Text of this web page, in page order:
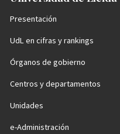
Presentación
UdL en cifras y rankings
Órganos de gobierno
Centros y departamentos
Unidades
e-Administración